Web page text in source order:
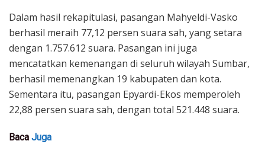
Dalam hasil rekapitulasi, pasangan Mahyeldi-Vasko
berhasil meraih 77,12 persen suara sah, yang setara
dengan 1.757.612 suara. Pasangan ini juga
mencatatkan kemenangan di seluruh wilayah Sumbar,
berhasil memenangkan 19 kabupaten dan kota.
Sementara itu, pasangan Epyardi-Ekos memperoleh
22,88 persen suara sah, dengan total 521.448 suara.
Baca Juga